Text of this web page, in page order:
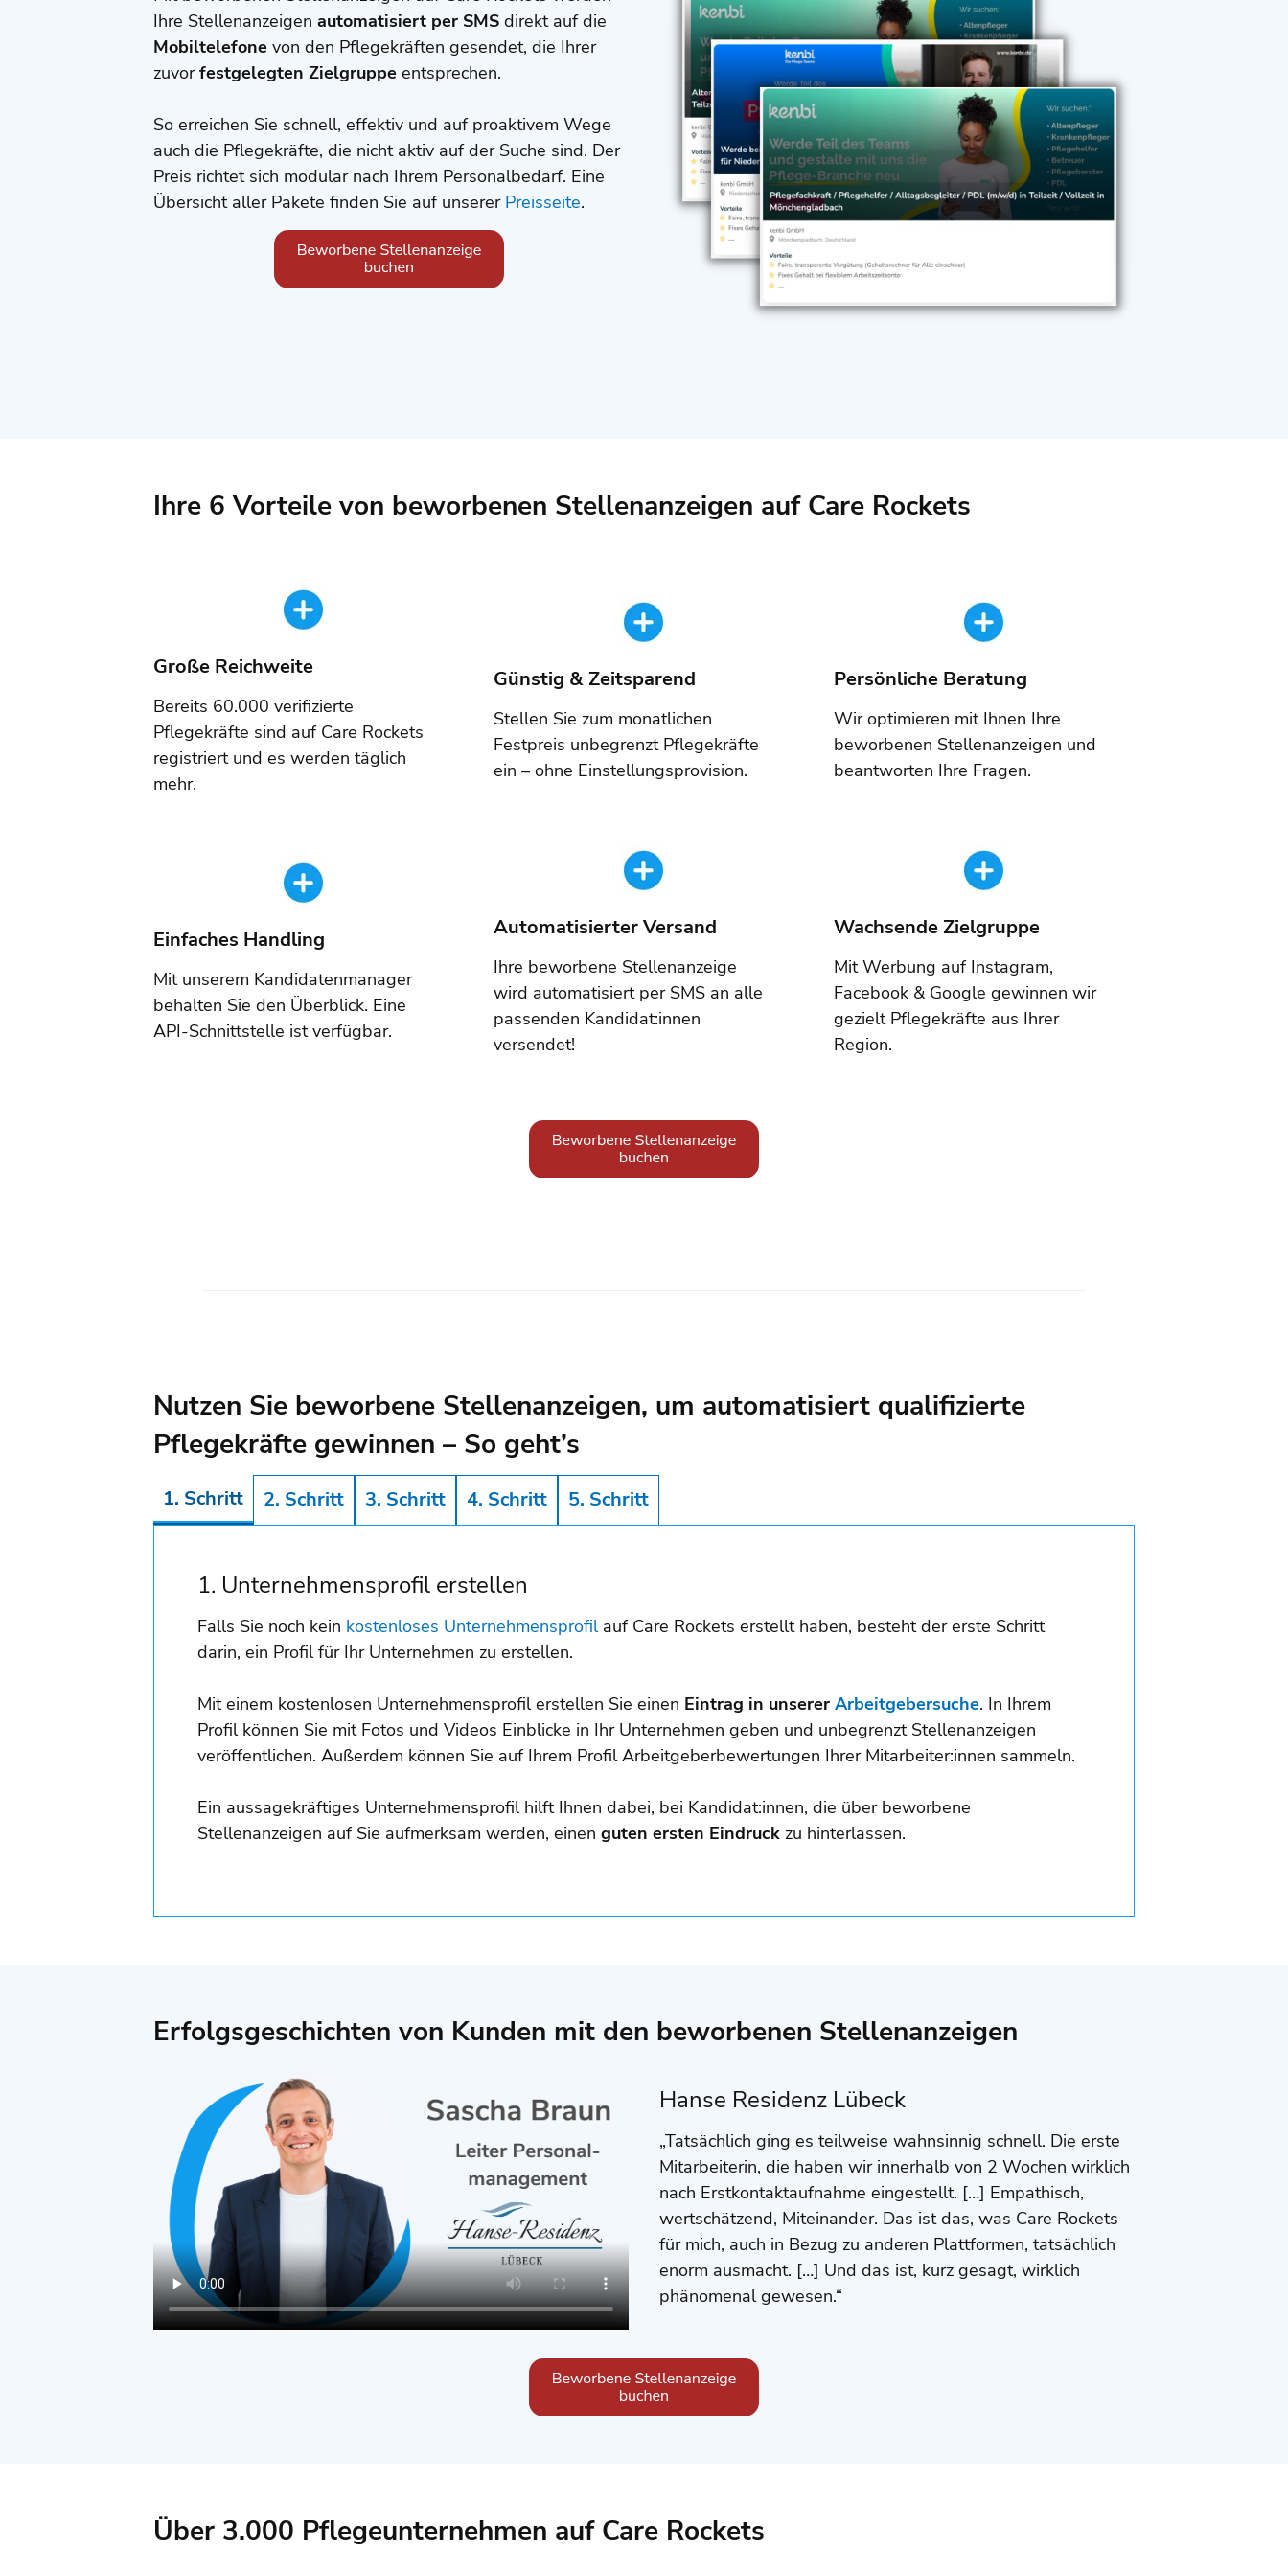
Ihre Stellenanzeigen automatisiert per SMS direkt auf die
Mobiltelefone von den Pflegekräften gesendet, die Ihrer
zuvorfestgelegten Zielgruppe entsprechen.
So erreichen Sie schnell, effektiv und auf proaktivem Wege
auch die Pflegekräfte, die nicht aktiv auf der Suche sind. Der
Preis richtet sich modular nach Ihrem Personalbedarf. Eine
Übersicht aller Pakete finden Sie auf unserer Preisseite.
Ihre 6 Vorteile von beworbenen Stellenanzeigen auf Care Rockets
Große Reichweite
Bereits 60.000 verifizierte
Pflegekräfte sind auf Care Rockets
registriert und es werden täglich
mehr.
Günstig & Zeitsparend
Stellen Sie zum monatlichen
Festpreis unbegrenzt Pflegekräfte
ein – ohne Einstellungsprovision.
Persönliche Beratung
Wir optimieren mit Ihnen Ihre
beworbenen Stellenanzeigen und
beantworten Ihre Fragen.
Einfaches Handling
Mit unserem Kandidatenmanager
behalten Sie den Überblick. Eine
API-Schnittstelle ist verfügbar.
Automatisierter Versand
Ihre beworbene Stellenanzeige
wird automatisiert per SMS an alle
passenden Kandidat:innen
versendet!
Wachsende Zielgruppe
Mit Werbung auf Instagram,
Facebook & Google gewinnen wir
gezielt Pflegekräfte aus Ihrer
Region.
Nutzen Sie beworbene Stellenanzeigen, um automatisiert qualifizierte
Pflegekräfte gewinnen – So geht’s
1. Schritt 2. Schritt 3. Schritt 4. Schritt 5. Schritt
1. Unternehmensprofil erstellen
Falls Sie noch kein kostenloses Unternehmensprofil auf Care Rockets erstellt haben, besteht der erste Schritt
darin, ein Profil für Ihr Unternehmen zu erstellen.
Mit einem kostenlosen Unternehmensprofil erstellen Sie einen Eintrag in unserer Arbeitgebersuche. In Ihrem
Profil können Sie mit Fotos und Videos Einblicke in Ihr Unternehmen geben und unbegrenzt Stellenanzeigen
veröffentlichen. Außerdem können Sie auf Ihrem Profil Arbeitgeberbewertungen Ihrer Mitarbeiter:innen sammeln.
Ein aussagekräftiges Unternehmensprofil hilft Ihnen dabei, bei Kandidat:innen, die über beworbene
Stellenanzeigen auf Sie aufmerksam werden, einen guten ersten Eindruck zu hinterlassen.
Erfolgsgeschichten von Kunden mit den beworbenen Stellenanzeigen
Hanse Residenz Lübeck
„Tatsächlich ging es teilweise wahnsinnig schnell. Die erste
Mitarbeiterin, die haben wir innerhalb von 2 Wochen wirklich
nach Erstkontaktaufnahme eingestellt. […] Empathisch,
wertschätzend, Miteinander. Das ist das, was Care Rockets
für mich, auch in Bezug zu anderen Plattformen, tatsächlich
enorm ausmacht. […] Und das ist, kurz gesagt, wirklich
phänomenal gewesen.“
Über 3.000 Pflegeunternehmen auf Care Rockets